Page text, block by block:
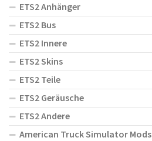
ETS2 Anhänger
ETS2 Bus
ETS2 Innere
ETS2 Skins
ETS2 Teile
ETS2 Geräusche
ETS2 Andere
American Truck Simulator Mods